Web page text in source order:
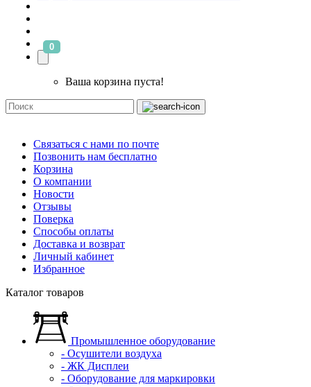
0
Ваша корзина пуста!
Связаться с нами по почте
Позвонить нам бесплатно
Корзина
О компании
Новости
Отзывы
Поверка
Способы оплаты
Доставка и возврат
Личный кабинет
Избранное
Каталог товаров
Промышленное оборудование
- Осушители воздуха
- ЖК Дисплеи
- Оборудование для маркировки